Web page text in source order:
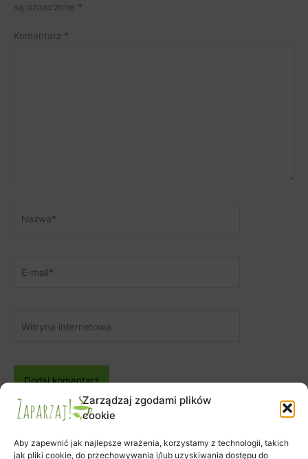
Zarządzaj zgodami plików
cookie
Aby zapewnić jak najlepsze wrażenia, korzystamy z technologii, takich
jak pliki cookie, do przechowywania i/lub uzyskiwania dostępu do
są oznaczone *
Komentarz *
mail*
internetowa